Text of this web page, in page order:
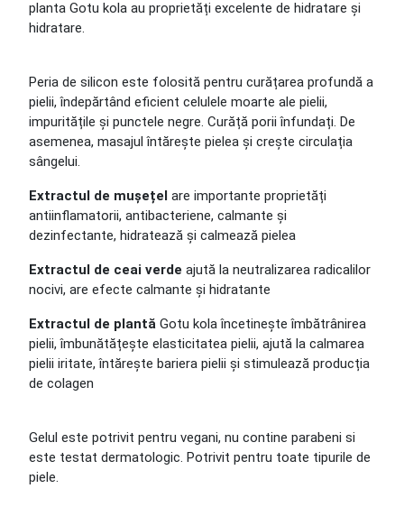
planta Gotu kola au proprietăți excelente de hidratare și
hidratare.
Peria de silicon este folosită pentru curățarea profundă a
pielii, îndepărtând eficient celulele moarte ale pielii,
impuritățile și punctele negre. Curăță porii înfundați. De
asemenea, masajul întărește pielea și crește circulația
sângelui.
Extractul de mușețel are importante proprietăți
antiinflamatorii, antibacteriene, calmante și
dezinfectante, hidratează și calmează pielea
Extractul de ceai verde ajută la neutralizarea radicalilor
nocivi, are efecte calmante și hidratante
Extractul de plantă Gotu kola încetinește îmbătrânirea
pielii, îmbunătățește elasticitatea pielii, ajută la calmarea
pielii iritate, întărește bariera pielii și stimulează producția
de colagen
Gelul este potrivit pentru vegani, nu contine parabeni si
este testat dermatologic. Potrivit pentru toate tipurile de
piele.